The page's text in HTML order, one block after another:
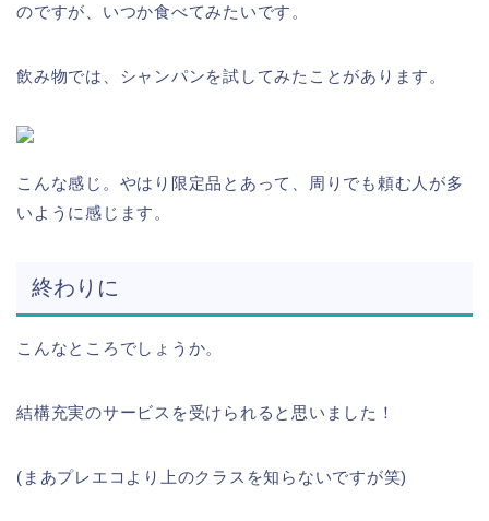
のですが、いつか食べてみたいです。
飲み物では、シャンパンを試してみたことがあります。
こんな感じ。やはり限定品とあって、周りでも頼む人が多
いように感じます。
終わりに
こんなところでしょうか。
結構充実のサービスを受けられると思いました！
(まあプレエコより上のクラスを知らないですが笑)